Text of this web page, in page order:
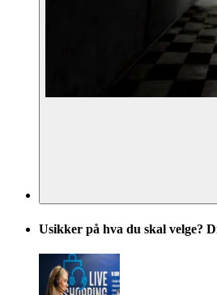
Usikker på hva du skal velge?